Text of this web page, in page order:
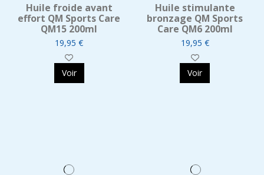
Huile froide avant
effort QM Sports Care
QM15 200ml
19,95 €
Voir
Huile stimulante
bronzage QM Sports
Care QM6 200ml
19,95 €
Voir